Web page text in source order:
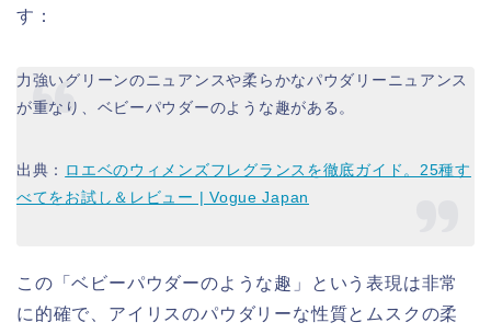
す：
力強いグリーンのニュアンスや柔らかなパウダリーニュアンス
が重なり、ベビーパウダーのような趣がある。
出典： ロエベのウィメンズフレグランスを徹底ガイド。25種す
べてをお試し＆レビュー | Vogue Japan
この「ベビーパウダーのような趣」という表現は非常
に的確で、アイリスのパウダリーな性質とムスクの柔